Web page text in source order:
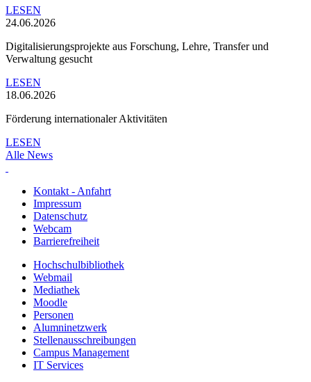
LESEN
24.06.2026
Digitalisierungsprojekte aus Forschung, Lehre, Transfer und
Verwaltung gesucht
LESEN
18.06.2026
Förderung internationaler Aktivitäten
LESEN
Alle News
Kontakt - Anfahrt
Impressum
Datenschutz
Webcam
Barrierefreiheit
Hochschulbibliothek
Webmail
Mediathek
Moodle
Personen
Alumninetzwerk
Stellenausschreibungen
Campus Management
IT Services